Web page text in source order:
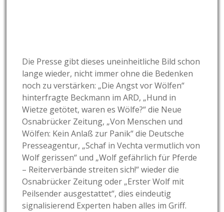
Die Presse gibt dieses uneinheitliche Bild schon
lange wieder, nicht immer ohne die Bedenken
noch zu verstärken: „Die Angst vor Wölfen“
hinterfragte Beckmann im ARD, „Hund in
Wietze getötet, waren es Wölfe?“ die Neue
Osnabrücker Zeitung, „Von Menschen und
Wölfen: Kein Anlaß zur Panik“ die Deutsche
Presseagentur, „Schaf in Vechta vermutlich von
Wolf gerissen“ und „Wolf gefährlich für Pferde
– Reiterverbände streiten sich!“ wieder die
Osnabrücker Zeitung oder „Erster Wolf mit
Peilsender ausgestattet“, dies eindeutig
signalisierend Experten haben alles im Griff.